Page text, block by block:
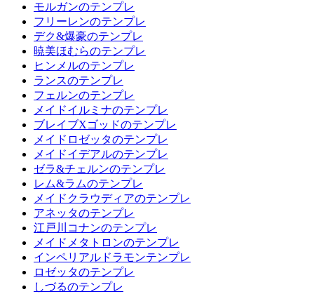
モルガンのテンプレ
フリーレンのテンプレ
デク&爆豪のテンプレ
暁美ほむらのテンプレ
ヒンメルのテンプレ
ランスのテンプレ
フェルンのテンプレ
メイドイルミナのテンプレ
ブレイブXゴッドのテンプレ
メイドロゼッタのテンプレ
メイドイデアルのテンプレ
ゼラ&チェルンのテンプレ
レム&ラムのテンプレ
メイドクラウディアのテンプレ
アネッタのテンプレ
江戸川コナンのテンプレ
メイドメタトロンのテンプレ
インペリアルドラモンテンプレ
ロゼッタのテンプレ
しづるのテンプレ